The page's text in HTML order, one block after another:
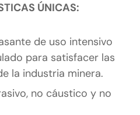
ÚNICAS:
de uso intensivo
para satisfacer las
la industria minera.
no cáustico y no